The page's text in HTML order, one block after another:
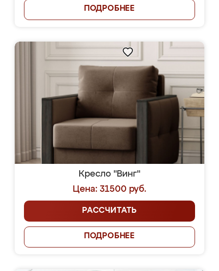
ПОДРОБНЕЕ
Кресло "Винг"
Цена: 31500 руб.
РАССЧИТАТЬ
ПОДРОБНЕЕ